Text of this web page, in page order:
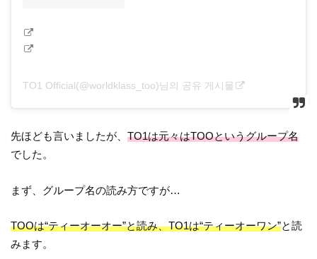
TO1 Official(@worldklass_too)님의 공유 게시물
先ほども言いましたが、TO1は元々はTOOというグループ名
でした。
まず、グループ名の読み方ですが…
TOOは“ティーオーオー”と読み、TO1は“ティーオーワン”と読
みます。